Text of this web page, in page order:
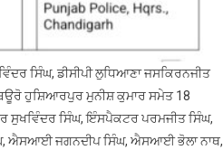
ਸਿੰਘ, ਡੀਸੀਪੀ ਲੁਧਿਆਣਾ ਜਸਕਿਰਨਜੀਤ
ਹੁਸ਼ਿਆਰਪੁਰ ਮੁਨੀਸ਼ ਕੁਮਾਰ ਸਮੇਤ 18
ਸੁਖਵਿੰਦਰ ਸਿੰਘ, ਇੰਸਪੈਕਟਰ ਪਰਮਜੀਤ ਸਿੰਘ,
ਐਸਆਈ ਜਗਨਦੀਪ ਸਿੰਘ, ਐਸਆਈ ਭੋਲਾ ਨਾਥ,